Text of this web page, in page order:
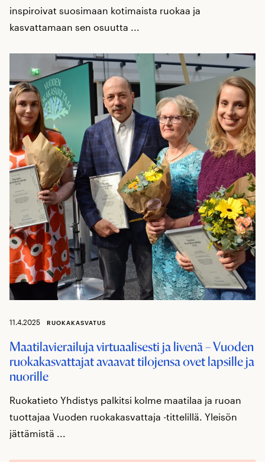
inspiroivat suosimaan kotimaista ruokaa ja
kasvattamaan sen osuutta ...
11.4.2025 RUOKAKASVATUS
Maatilavierailuja virtuaalisesti ja livenä – Vuoden
ruokakasvattajat avaavat tilojensa ovet lapsille ja
nuorille
Ruokatieto Yhdistys palkitsi kolme maatilaa ja ruoan
tuottajaa Vuoden ruokakasvattaja -tittelillä. Yleisön
jättämistä ...